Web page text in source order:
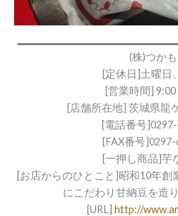
(株)つかも
[定休日]土曜日
[営業時間]
[店舗所在地] 茨城県龍
[電話番号
[FAX番号
[一押し商品]芋
[お店からのひとこと]昭和10年創
にこだわり甘納豆を造
[URL] http://